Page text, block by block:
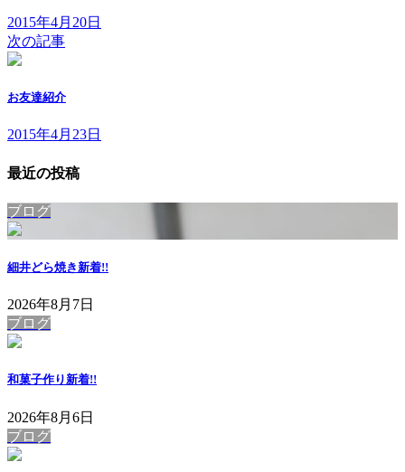
2015年4月20日
次の記事
お友達紹介
2015年4月23日
最近の投稿
ブログ
細井どら焼き新着!!
2026年8月7日
ブログ
和菓子作り新着!!
2026年8月6日
ブログ